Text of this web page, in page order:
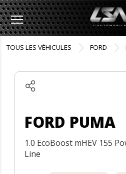
Menu
TOUS LES VÉHICULES FORD
FORD PUMA
1.0 EcoBoost mHEV 155
Line